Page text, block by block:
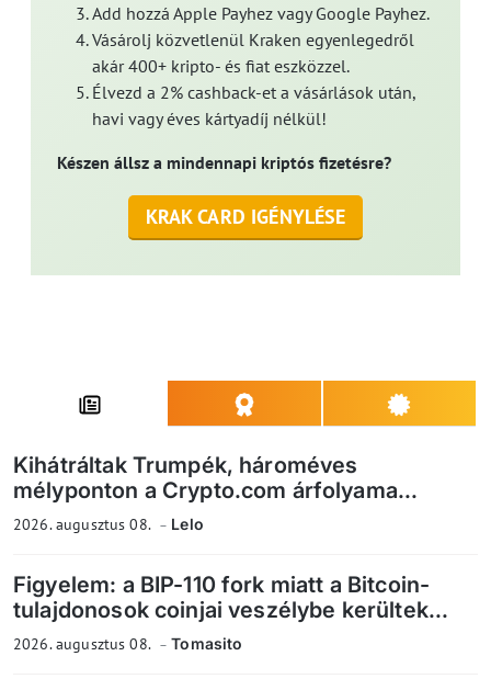
Add hozzá Apple Payhez vagy Google Payhez.
Vásárolj közvetlenül Kraken egyenlegedről
akár 400+ kripto- és fiat eszközzel.
Élvezd a 2% cashback-et a vásárlások után,
havi vagy éves kártyadíj nélkül!
Készen állsz a mindennapi kriptós fizetésre?
KRAK CARD IGÉNYLÉSE
Kihátráltak Trumpék, hároméves
mélyponton a Crypto.com árfolyama...
2026. augusztus 08. Lelo
Figyelem: a BIP-110 fork miatt a Bitcoin-
tulajdonosok coinjai veszélybe kerültek...
2026. augusztus 08. Tomasito